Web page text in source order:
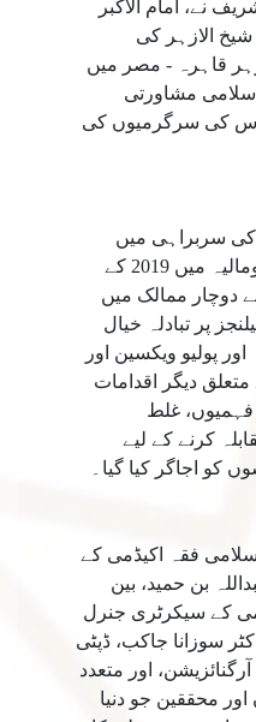
الشریف نے، امام الاکبر
الازہر کی
قاہرہ - مصر میں
مشاورتی
کی سرگرمیوں کی
کی سربراہی میں
افغانستان، پاکستان اور صومالیہ میں 2019 کے
دوچار ممالک میں
پر تبادلہ خیال
پولیو ویکسین اور
دیگر اقدامات
غلط
کرنے کے لیے
اجاگر کیا گیا۔
فقہ اکیڈمی کے
بن حمید، بین
کے سیکرٹری جنرل
سوزانا جاکب، ڈپٹی
اور متعدد
محققین جو دنیا